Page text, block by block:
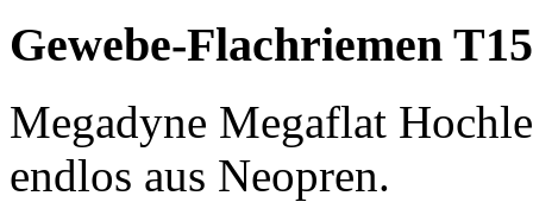
Gewebe-Flachriemen
Megadyne Megaflat
endlos aus Neopren.